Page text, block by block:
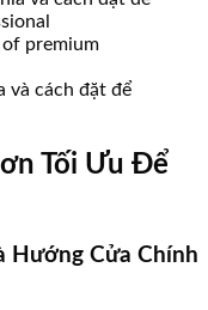
và cách đặt để
Tối Ưu Để
Hướng Cửa Chính